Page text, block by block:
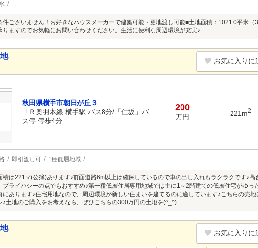
件ございません！お好きなハウスメーカーで建築可能・更地渡し可能■土地面積：1021.0平米
りますのでお気軽にお問い合わせください。生活に便利な周辺環境が充実♪
お気に入りに
秋田県横手市朝日が丘３
ＪＲ奥羽本線 横手駅 バス8分/「仁坂」バ
ス停 停歩4分
200
万円 221m2
即引渡し可 1種低層地域
積は221㎡(公簿)あります♪前面道路6m以上は確保しているので車の出し入れもラクラクです♪
プライバシーの点でもおすすめ♪第一種低層住居専用地域では主に1～2階建ての低層住宅がゆっ
にあります♪住宅用地なので、周辺環境が新しい住まいを建てるのに適しています♪こちらの売
♪土地のご購入をお考えなら、ぜひこちらの300万円の土地を(^_^)
お気に入りに